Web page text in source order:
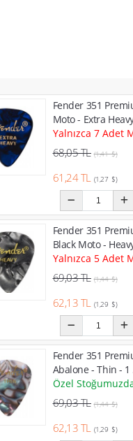
Fender 351
Moto - Extra
Yalnızca 7 Adet
68,05 TL (1,41 $)
61,24 TL (1,27 $)
Fender 351
Black Moto -
Yalnızca 5 Adet
69,03 TL (1,44 $)
62,13 TL (1,29 $)
Fender 351
Abalone - Thin - 1
Özel
69,03 TL (1,44 $)
62,13 TL (1,29 $)